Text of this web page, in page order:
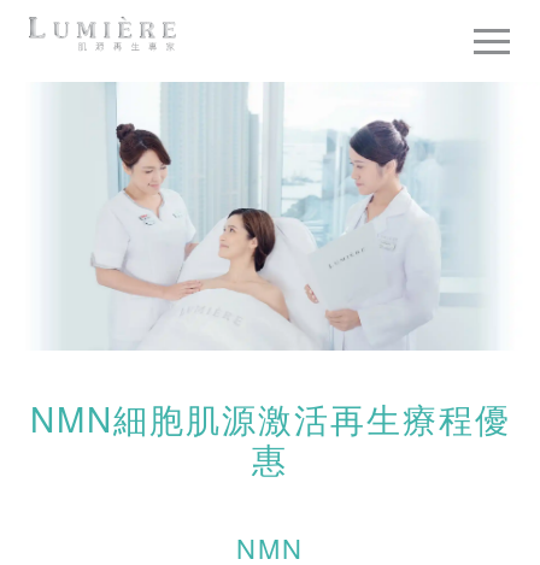
NMN細胞肌源激活再生療程優
惠
NMN